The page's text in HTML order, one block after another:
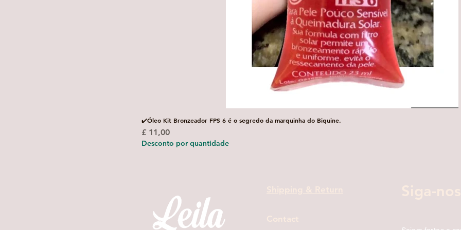
Visualização rápida
✔️Óleo Kit Bronzeador FPS 6 é o segredo da marquinha do Biquine.
Preço
£ 11,00
Desconto por quantidade